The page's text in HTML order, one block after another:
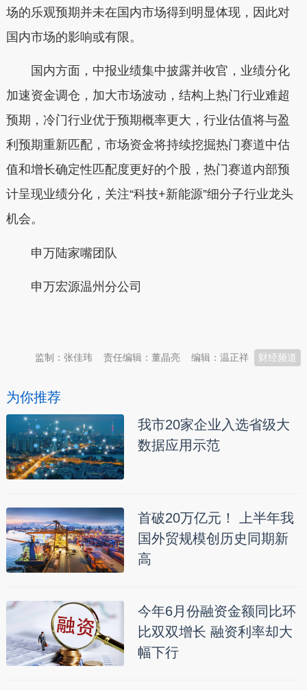
场的乐观预期并未在国内市场得到明显体现，因此对
国内市场的影响或有限。
国内方面，中报业绩集中披露并收官，业绩分化
加速资金调仓，加大市场波动，结构上热门行业难超
预期，冷门行业优于预期概率更大，行业估值将与盈
利预期重新匹配，市场资金将持续挖掘热门赛道中估
值和增长确定性匹配度更好的个股，热门赛道内部预
计呈现业绩分化，关注“科技+新能源”细分子行业龙头
机会。
申万陆家嘴团队
申万宏源温州分公司
财经频道
编辑：温正祥
责任编辑：董晶亮
监制：张佳玮
为你推荐
我市20家企业入选省级大
数据应用示范
首破20万亿元！ 上半年我
国外贸规模创历史同期新
高
今年6月份融资金额同比环
比双双增长 融资利率却大
幅下行